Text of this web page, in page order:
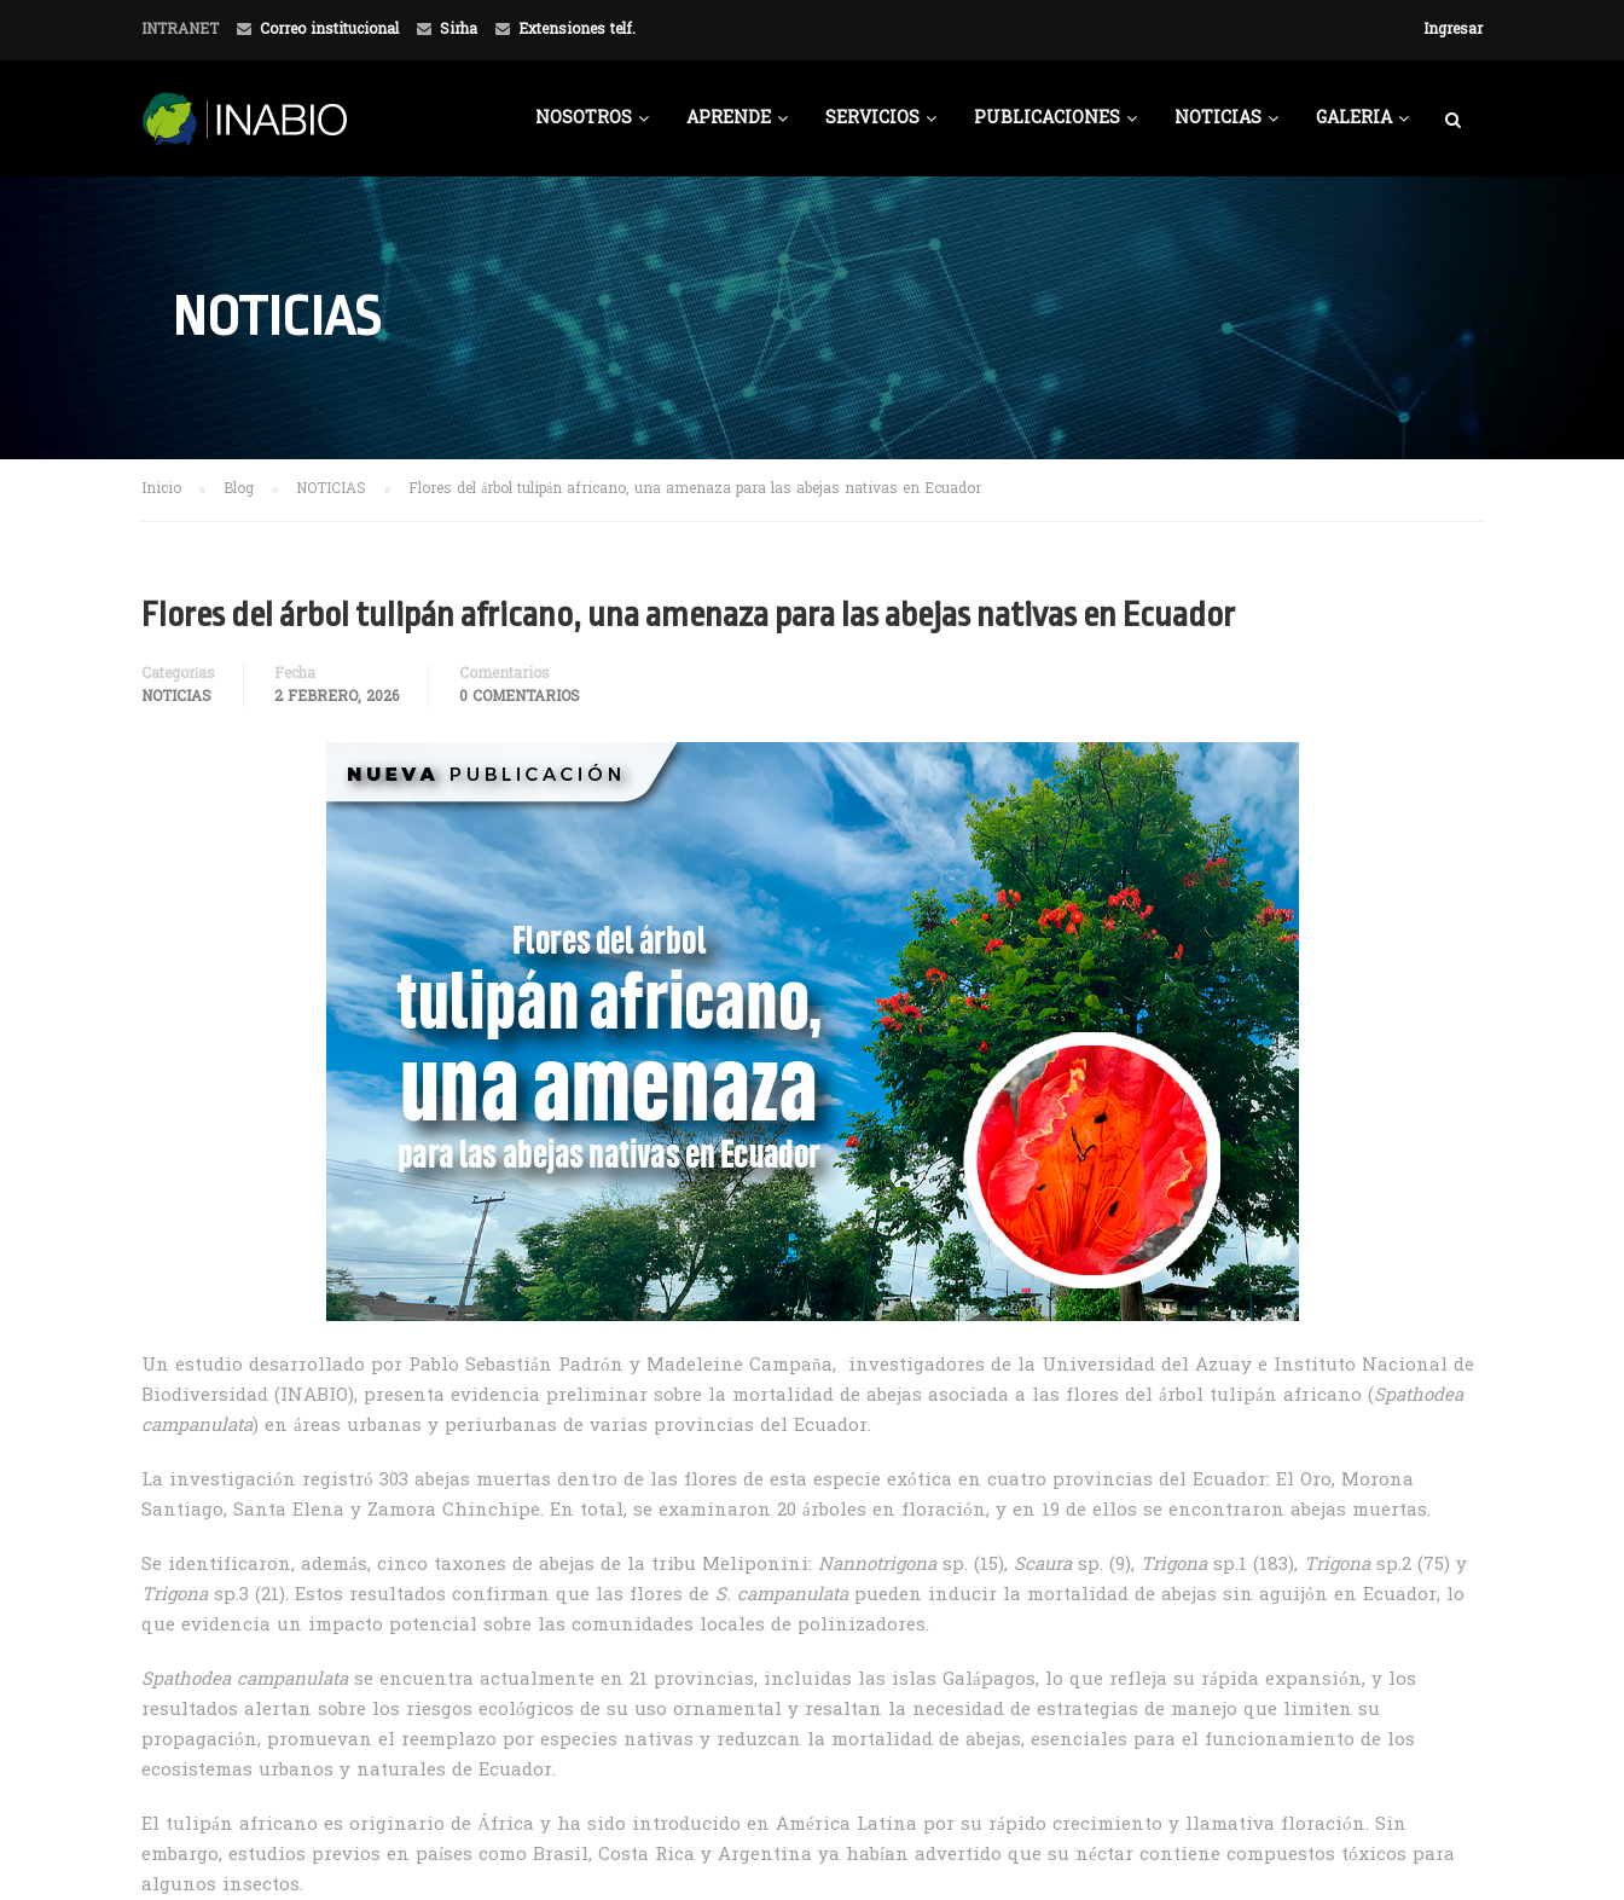
INTRANET Correo institucional Sirha Extensiones telf. Ingresar
NOSOTROS APRENDE SERVICIOS PUBLICACIONES NOTICIAS GALERIA
NOTICIAS
Inicio Blog NOTICIAS Flores del árbol tulipán africano, una amenaza para las abejas nativas en Ecuador
Flores del árbol tulipán africano, una amenaza para las abejas nativas en Ecuador
Categorías
NOTICIAS
Fecha
2 FEBRERO, 2026
Comentarios
0 COMENTARIOS
Un estudio desarrollado por Pablo Sebastián Padrón y Madeleine Campaña, investigadores de la Universidad del Azuay e Instituto Nacional de
Biodiversidad (INABIO), presenta evidencia preliminar sobre la mortalidad de abejas asociada a las flores del árbol tulipán africano (Spathodea
campanulata) en áreas urbanas y periurbanas de varias provincias del Ecuador.
La investigación registró 303 abejas muertas dentro de las flores de esta especie exótica en cuatro provincias del Ecuador: El Oro, Morona
Santiago, Santa Elena y Zamora Chinchipe. En total, se examinaron 20 árboles en floración, y en 19 de ellos se encontraron abejas muertas.
Se identificaron, además, cinco taxones de abejas de la tribu Meliponini: Nannotrigonasp. (15), Scaurasp. (9), Trigonasp.1 (183), Trigonasp.2 (75) y
Trigonasp.3 (21). Estos resultados confirman que las flores de S. campanulata pueden inducir la mortalidad de abejas sin aguijón en Ecuador, lo
que evidencia un impacto potencial sobre las comunidades locales de polinizadores.
Spathodea campanulatase encuentra actualmente en 21 provincias, incluidas las islas Galápagos, lo que refleja su rápida expansión, y los
resultados alertan sobre los riesgos ecológicos de su uso ornamental y resaltan la necesidad de estrategias de manejo que limiten su
propagación, promuevan el reemplazo por especies nativas y reduzcan la mortalidad de abejas, esenciales para el funcionamiento de los
ecosistemas urbanos y naturales de Ecuador.
El tulipán africano es originario de África y ha sido introducido en América Latina por su rápido crecimiento y llamativa floración. Sin
embargo, estudios previos en países como Brasil, Costa Rica y Argentina ya habían advertido que su néctar contiene compuestos tóxicos para
algunos insectos.